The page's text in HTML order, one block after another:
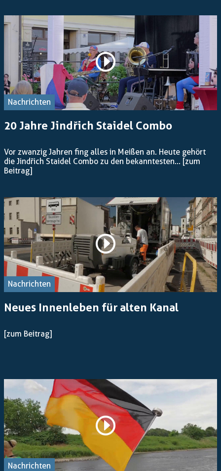
Nachrichten
20 Jahre Jindřich Staidel Combo
Vor zwanzig Jahren fing alles in Meißen an. Heute gehört
die Jindřich Staidel Combo zu den bekanntesten... [zum
Beitrag]
Nachrichten
Neues Innenleben für alten Kanal
[zum Beitrag]
Nachrichten